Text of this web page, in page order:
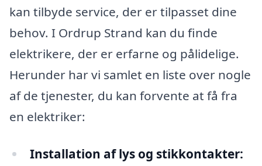
kan tilbyde service, der er tilpasset dine
behov. I Ordrup Strand kan du finde
elektrikere, der er erfarne og pålidelige.
Herunder har vi samlet en liste over nogle
af de tjenester, du kan forvente at få fra
en elektriker:
Installation af lys og stikkontakter: